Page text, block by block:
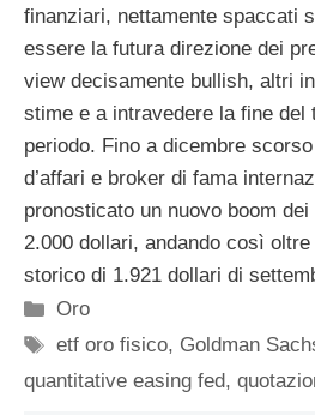
finanziari, nettamente spaccati
essere la futura direzione dei
view decisamente bullish, altri
stime e a intravedere la fine del
periodo. Fino a dicembre
d’affari e broker di fama
pronosticato un nuovo boom
2.000 dollari, andando così oltre
storico di 1.921 dollari di
Categorie
Oro
Tag
etf oro fisico, Goldman
quantitative easing fed,